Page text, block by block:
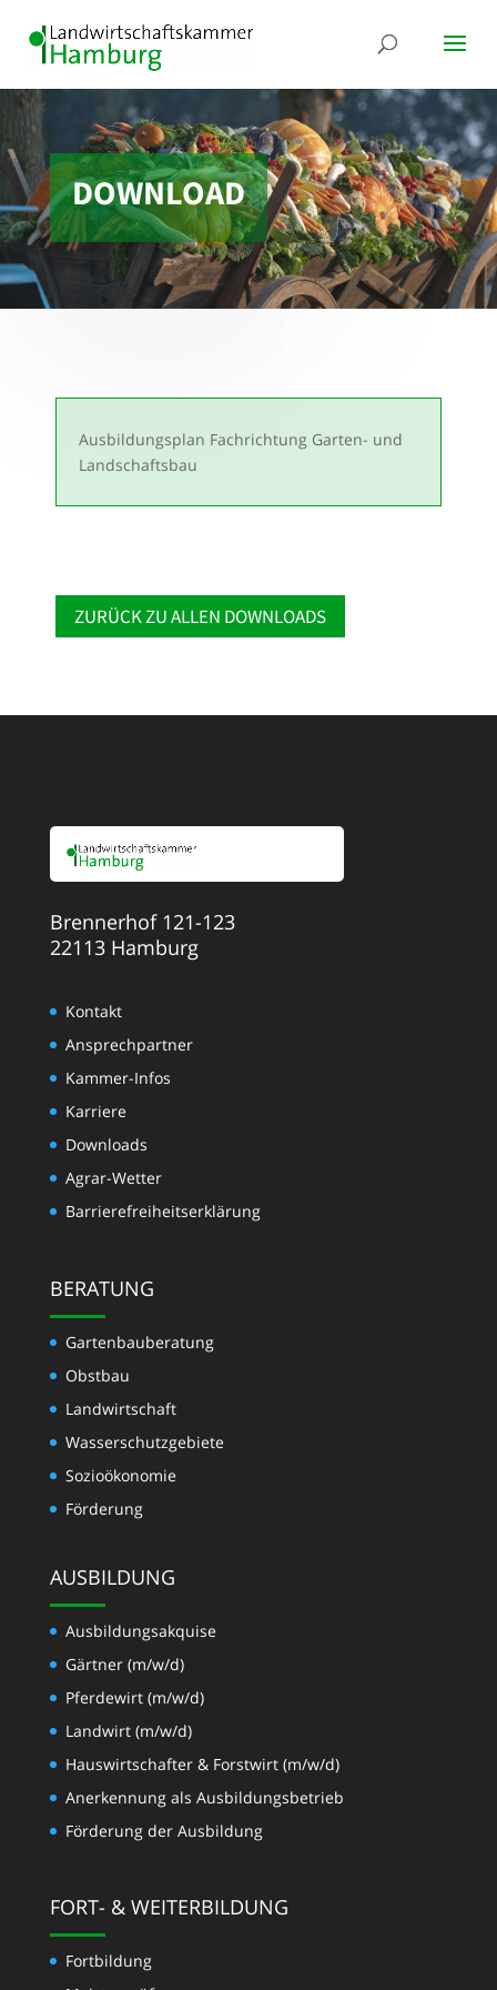
DOWNLOAD
Ausbildungsplan Fachrichtung Garten- und
Landschaftsbau
ZURÜCK ZU ALLEN DOWNLOADS
Brennerhof 121-123
22113 Hamburg
Kontakt
Ansprechpartner
Kammer-Infos
Karriere
Downloads
Agrar-Wetter
Barrierefreiheitserklärung
BERATUNG
Gartenbauberatung
Obstbau
Landwirtschaft
Wasserschutzgebiete
Sozioökonomie
Förderung
AUSBILDUNG
Ausbildungsakquise
Gärtner (m/w/d)
Pferdewirt (m/w/d)
Landwirt (m/w/d)
Hauswirtschafter & Forstwirt (m/w/d)
Anerkennung als Ausbildungsbetrieb
Förderung der Ausbildung
FORT- & WEITERBILDUNG
Fortbildung